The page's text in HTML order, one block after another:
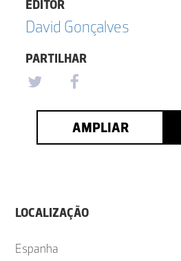
EDITOR
David Gonçalves
PARTILHAR
AMPLIAR
LOCALIZAÇÃO
Espanha